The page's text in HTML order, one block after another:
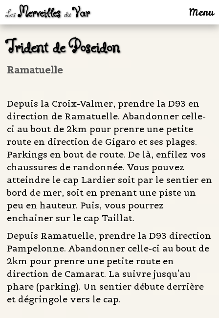
LesMerveillesduVar Menu
Trident de Poseidon
Ramatuelle
Depuis la Croix-Valmer, prendre la D93 en
direction de Ramatuelle. Abandonner celle-
ci au bout de 2km pour prenre une petite
route en direction de Gigaro et ses plages.
Parkings en bout de route. De là, enfilez vos
chaussures de randonnée. Vous pouvez
atteindre le cap Lardier soit par le sentier en
bord de mer, soit en prenant une piste un
peu en hauteur. Puis, vous pourrez
enchainer sur le cap Taillat.
Depuis Ramatuelle, prendre la D93 direction
Pampelonne. Abandonner celle-ci au bout de
2km pour prenre une petite route en
direction de Camarat. La suivre jusqu'au
phare (parking). Un sentier débute derrière
et dégringole vers le cap.